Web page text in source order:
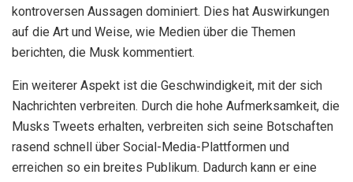
kontroversen Aussagen dominiert. Dies hat Auswirkungen
auf die Art und Weise, wie Medien über die Themen
berichten, die Musk kommentiert.
Ein weiterer Aspekt ist die Geschwindigkeit, mit der sich
Nachrichten verbreiten. Durch die hohe Aufmerksamkeit, die
Musks Tweets erhalten, verbreiten sich seine Botschaften
rasend schnell über Social-Media-Plattformen und
erreichen so ein breites Publikum. Dadurch kann er eine